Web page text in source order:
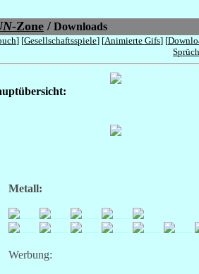
-Zone / Downloads
] [Gesellschaftsspiele] [Animierte Gifs] [
Metall:
Werbung: